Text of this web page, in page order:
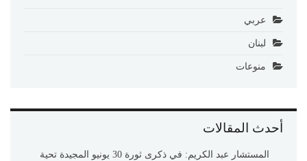
عربي
لبنان
منوعات
أحدث المقالات
المستشار عبد الكريم: في ذكرى ثورة 30 يونيو المجيدة تحية